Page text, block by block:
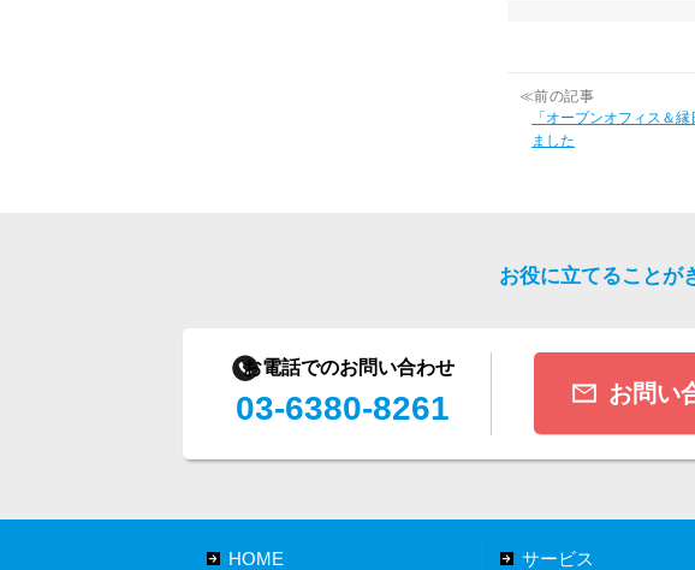
≪前の記事
「オープンオフィス＆
ました
お役に立てることが
お電話でのお問い合わせ
03-6380-8261 お問い
HOME サービス